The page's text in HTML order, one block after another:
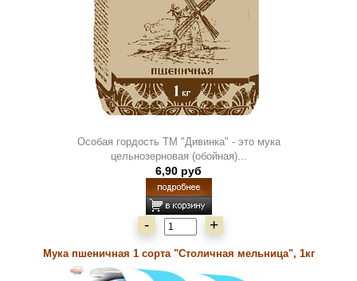
Особая гордость ТМ "Дивинка" - это мука
цельнозерновая (обойная)...
6,90 руб
- +
Мука пшеничная 1 сорта "Столичная мельница", 1кг